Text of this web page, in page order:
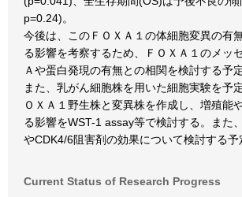
p=0.24)。
今後は、このＦＯＸＡ１の体細胞変異の有
る影響を考察するため、ＦＯＸＡ１のメッ
Ａや蛋白発現の有無との相関を検討する予
また、乳がん細胞株を用いた細胞実験を予
ＯＸＡ１野生株と変異株を作成し、増殖能
る影響をWST-1 assay等で検討する。また
やCDK4/6阻害剤の効果について検討する予
Current Status of Research Progress